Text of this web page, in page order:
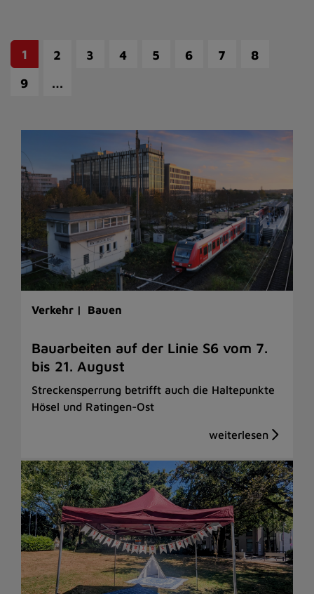
1 2 3 4 5 6 7
8
9
…
Verkehr | Bauen
Bauarbeiten auf der Linie S6 vom 7.
bis 21. August
Streckensperrung betrifft auch die Haltepunkte
Hösel und Ratingen-Ost